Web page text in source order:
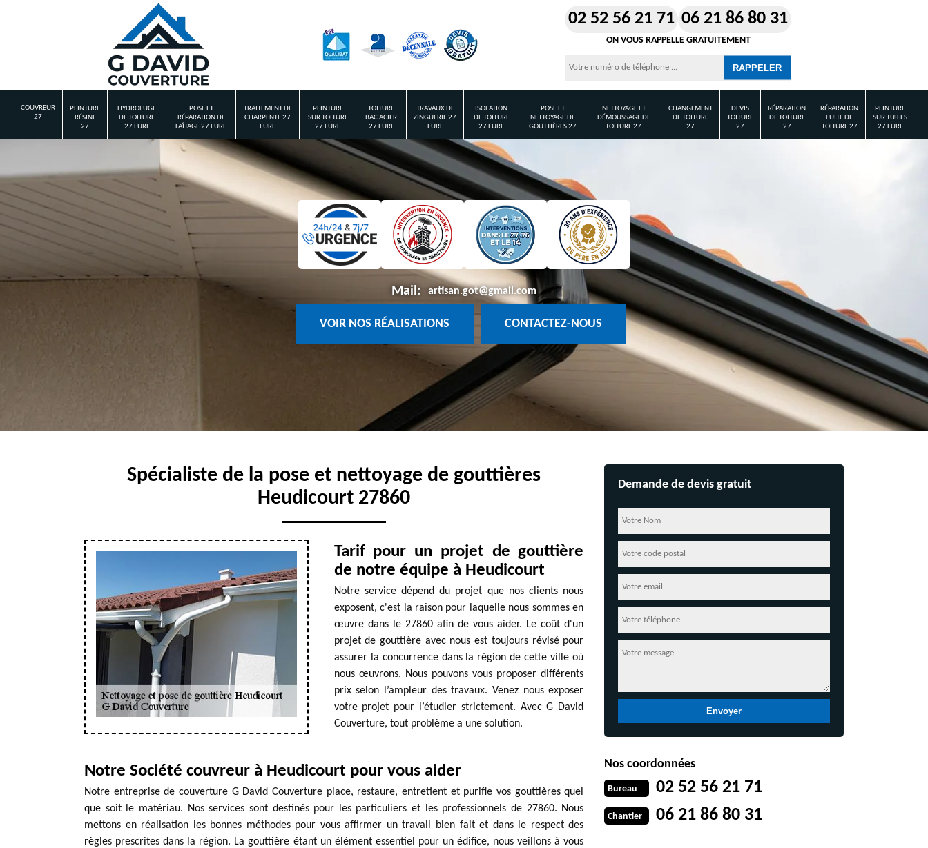
02 52 56 21 71 06 21 86 80 31
ON VOUS RAPPELLE GRATUITEMENT
COUVREUR
27
PEINTURE
RÉSINE
27
HYDROFUGE
DE TOITURE
27 EURE
POSE ET
RÉPARATION DE
FAÎTAGE 27 EURE
TRAITEMENT DE
CHARPENTE 27
EURE
PEINTURE
SUR TOITURE
27 EURE
TOITURE
BAC ACIER
27 EURE
TRAVAUX DE
ZINGUERIE 27
EURE
ISOLATION
DE TOITURE
27 EURE
POSE ET
NETTOYAGE DE
GOUTTIÈRES 27
NETTOYAGE ET
DÉMOUSSAGE DE
TOITURE 27
CHANGEMENT
DE TOITURE
27
DEVIS
TOITURE
27
RÉPARATION
DE TOITURE
27
RÉPARATION
FUITE DE
TOITURE 27
PEINTURE
SUR TUILES
27 EURE
Mail: artisan.got@gmail.com
VOIR NOS RÉALISATIONS CONTACTEZ-NOUS
Spécialiste de la pose et nettoyage de gouttières
Heudicourt 27860
Tarif pour un projet de gouttière
de notre équipe à Heudicourt
Notre service dépend du projet que nos clients nous
exposent, c'est la raison pour laquelle nous sommes en
œuvre dans le 27860 afin de vous aider. Le coût d'un
projet de gouttière avec nous est toujours révisé pour
assurer la concurrence dans la région de cette ville où
nous œuvrons. Nous pouvons vous proposer différents
prix selon l’ampleur des travaux. Venez nous exposer
votre projet pour l’étudier strictement. Avec G David
Couverture, tout problème a une solution.
Notre Société couvreur à Heudicourt pour vous aider
Notre entreprise de couverture G David Couverture place, restaure, entretient et purifie vos gouttières quel
que soit le matériau. Nos services sont destinés pour les particuliers et les professionnels de 27860. Nous
mettons en réalisation les bonnes méthodes pour vous affirmer un travail bien fait et dans le respect des
règles prescrites dans la région. La gouttière étant un élément essentiel pour un édifice, nous veillons à vous
Demande de devis gratuit
Nos coordonnées
Bureau 02 52 56 21 71
Chantier 06 21 86 80 31